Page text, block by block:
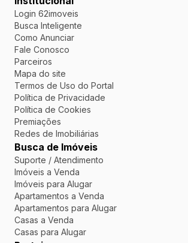
Login 62imoveis
Busca Inteligente
Como Anunciar
Fale Conosco
Parceiros
Mapa do site
Termos de Uso do Portal
Política de Privacidade
Política de Cookies
Premiações
Redes de Imobiliárias
Busca de Imóveis
Suporte / Atendimento
Imóveis a Venda
Imóveis para Alugar
Apartamentos a Venda
Apartamentos para Alugar
Casas a Venda
Casas para Alugar